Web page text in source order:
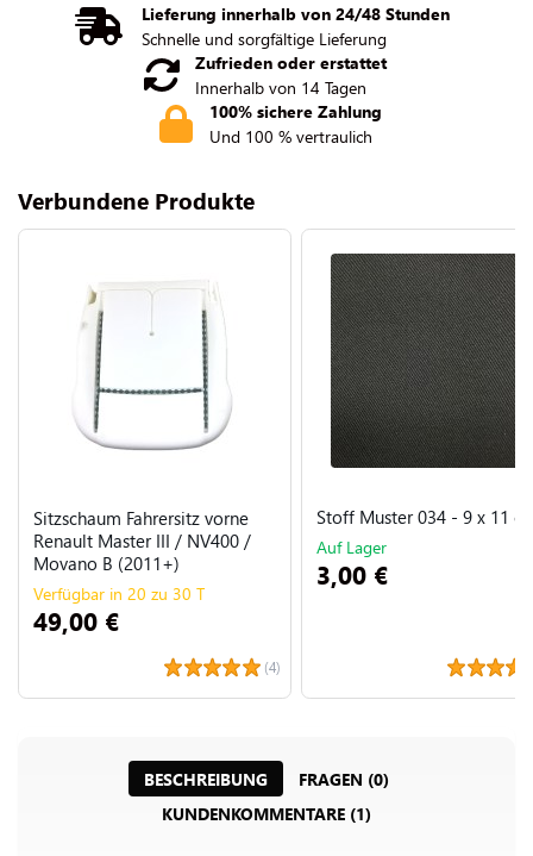
Lieferung innerhalb von 24/48 Stunden
Schnelle und sorgfältige Lieferung
Zufrieden oder erstattet
Innerhalb von 14 Tagen
100% sichere Zahlung
Und 100 % vertraulich
Verbundene Produkte
Sitzschaum Fahrersitz vorne
Renault Master III / NV400 /
Movano B (2011+)
(4)
Verfügbar in 20 zu 30 T
49,00 €
Stoff Muster 034 - 9 x 11
Auf Lager
3,00 €
BESCHREIBUNG
FRAGEN (0)
KUNDENKOMMENTARE (1)